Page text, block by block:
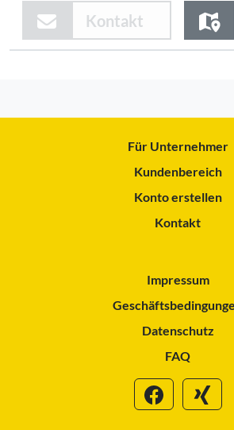
Kontakt
Für Unternehmer
Kundenbereich
Konto erstellen
Kontakt
Impressum
Datenschutz
FAQ